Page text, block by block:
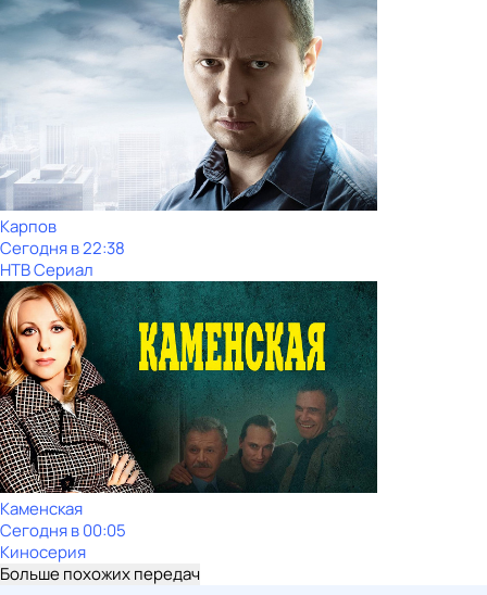
Карпов
Сегодня в 22:38
НТВ Сериал
Каменская
Сегодня в 00:05
Киносерия
Больше похожих передач